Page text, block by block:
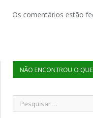
Os comentários estão
NÃO ENCONTROU O